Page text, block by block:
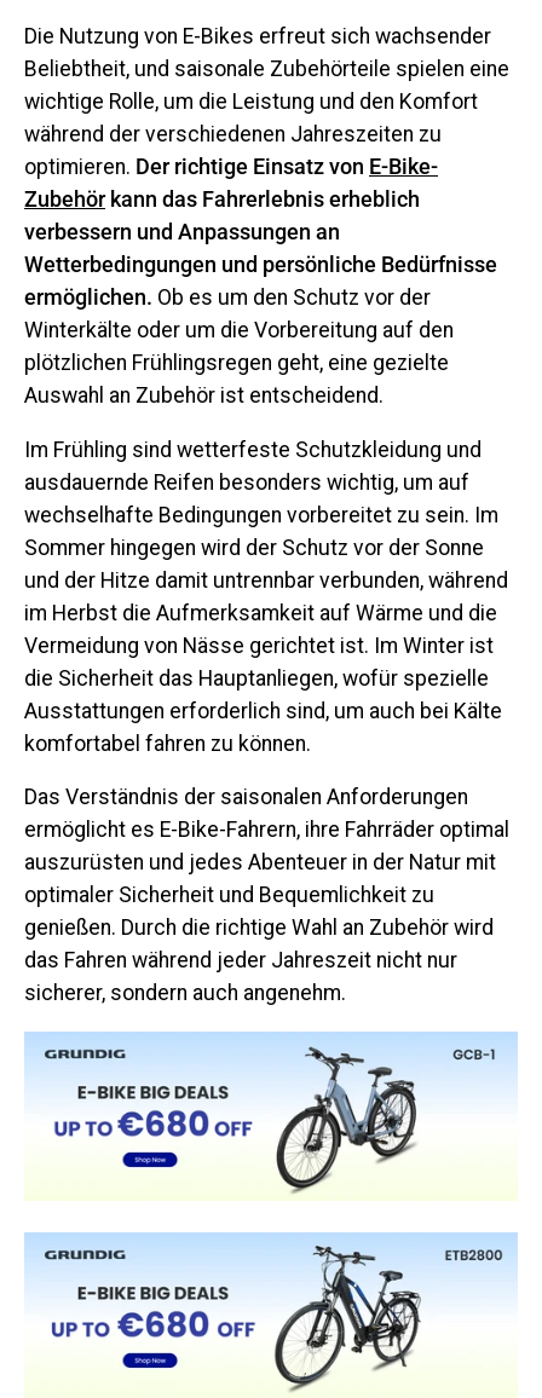
Die Nutzung von E-Bikes erfreut sich wachsender
Beliebtheit, und saisonale Zubehörteile spielen eine
wichtige Rolle, um die Leistung und den Komfort
während der verschiedenen Jahreszeiten zu
optimieren. Der richtige Einsatz von E-Bike-
Zubehörkann das Fahrerlebnis erheblich
verbessern und Anpassungen an
Wetterbedingungen und persönliche Bedürfnisse
ermöglichen. Ob es um den Schutz vor der
Winterkälte oder um die Vorbereitung auf den
plötzlichen Frühlingsregen geht, eine gezielte
Auswahl an Zubehör ist entscheidend.
Im Frühling sind wetterfeste Schutzkleidung und
ausdauernde Reifen besonders wichtig, um auf
wechselhafte Bedingungen vorbereitet zu sein. Im
Sommer hingegen wird der Schutz vor der Sonne
und der Hitze damit untrennbar verbunden, während
im Herbst die Aufmerksamkeit auf Wärme und die
Vermeidung von Nässe gerichtet ist. Im Winter ist
die Sicherheit das Hauptanliegen, wofür spezielle
Ausstattungen erforderlich sind, um auch bei Kälte
komfortabel fahren zu können.
Das Verständnis der saisonalen Anforderungen
ermöglicht es E-Bike-Fahrern, ihre Fahrräder optimal
auszurüsten und jedes Abenteuer in der Natur mit
optimaler Sicherheit und Bequemlichkeit zu
genießen. Durch die richtige Wahl an Zubehör wird
das Fahren während jeder Jahreszeit nicht nur
sicherer, sondern auch angenehm.